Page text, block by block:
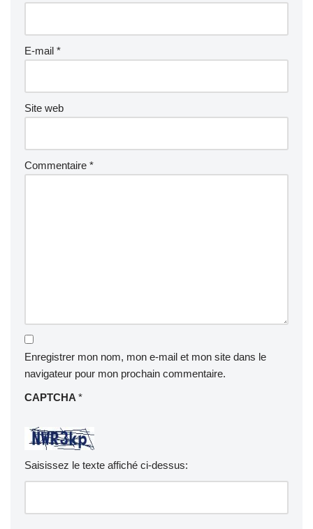
E-mail *
Site web
Commentaire *
Enregistrer mon nom, mon e-mail et mon site dans le
navigateur pour mon prochain commentaire.
CAPTCHA *
Saisissez le texte affiché ci-dessus: